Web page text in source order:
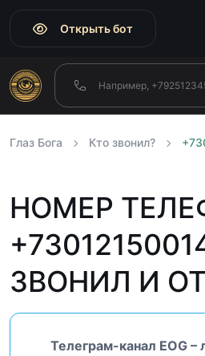
Открыть бот
Глаз Бога Кто звонил?
НОМЕР
ЗВОНИЛ И
Телеграм-канал EOG –